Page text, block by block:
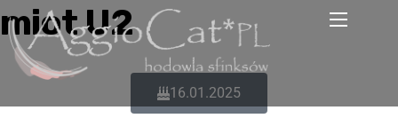
miot U2
16.01.2025